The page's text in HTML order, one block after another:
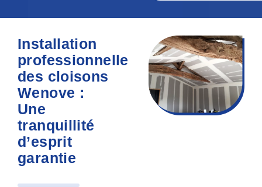
Installation
professionnelle
des cloisons
Wenove :
Une
tranquillité
d’esprit
garantie